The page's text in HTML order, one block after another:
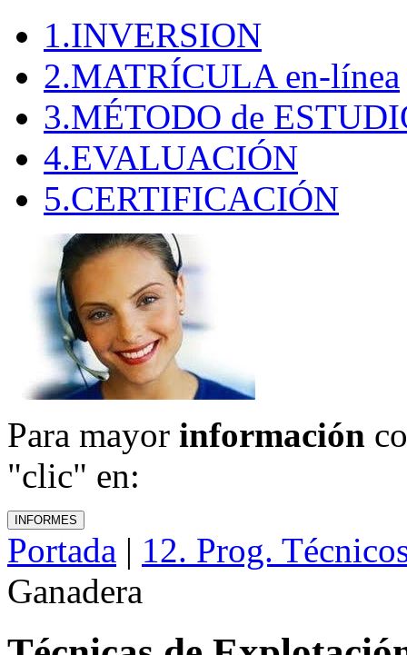
1.INVERSION
2.MATRÍCULA en-línea
3.MÉTODO de
4.EVALUACIÓN
5.CERTIFICACIÓN
Para mayor información
"clic" en:
Portada | 12. Prog.
Ganadera